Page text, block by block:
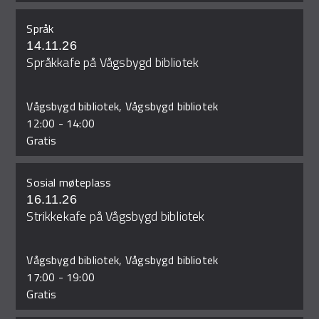
Språk
14.11.26
Språkkafe på Vågsbygd bibliotek
Vågsbygd bibliotek, Vågsbygd bibliotek
12:00 - 14:00
Gratis
Sosial møteplass
16.11.26
Strikkekafe på Vågsbygd bibliotek
Vågsbygd bibliotek, Vågsbygd bibliotek
17:00 - 19:00
Gratis